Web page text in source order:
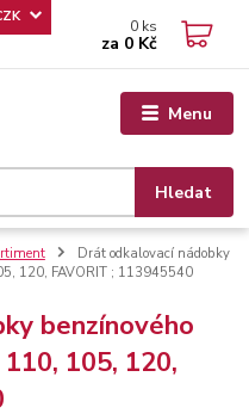
Menu
Hledat
0 ks
za 0 Kč
Drát odkalovací nádobky
120, FAVORIT ; 113945540
benzínového
105, 120,